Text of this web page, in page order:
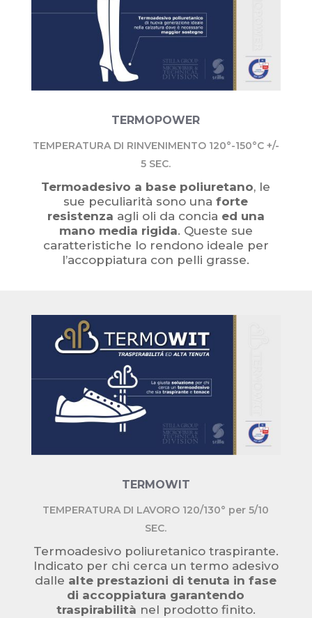
TERMOPOWER
TEMPERATURA DI RINVENIMENTO 120°-150°C +/-
5 SEC.
Termoadesivo a base poliuretano, le
sue peculiarità sono unaforte
resistenza agli oli da concia ed una
mano media rigida. Queste sue
caratteristiche lo rendono ideale per
l’accoppiatura con pelli grasse.
TERMOWIT
TEMPERATURA DI LAVORO 120/130° per 5/10
SEC.
Termoadesivo poliuretanico traspirante.
Indicato per chi cerca un termo adesivo
dalle alte prestazioni di tenuta in fase
di accoppiatura garantendo
traspirabilità nel prodotto finito.